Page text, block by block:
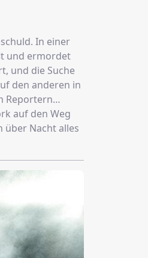
In einer
und ermordet
und die Suche
den anderen in
Reportern
auf den Weg
über Nacht alles